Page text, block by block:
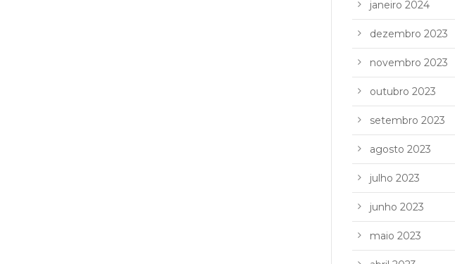
janeiro 2024
dezembro 2023
novembro 2023
outubro 2023
setembro 2023
agosto 2023
julho 2023
junho 2023
maio 2023